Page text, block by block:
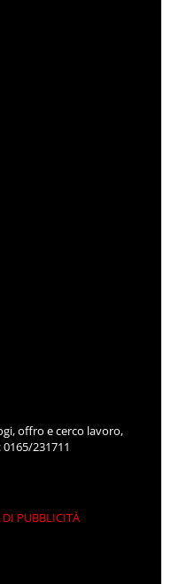
offro e cerco lavoro,
231711
PUBBLICITÀ